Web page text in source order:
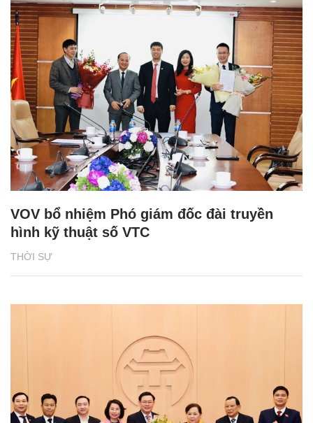
THỜI SỰ
VOV bổ nhiệm Phó giám đốc đài truyền
hình kỹ thuật số VTC